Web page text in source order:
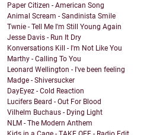
Paper Citizen - American Song
Animal Scream - Sandinista Smile
Twnie - Tell Me I'm Still Young Again
Jesse Davis - Run It Dry
Konversations Kill - I'm Not Like You
Marthy - Calling To You
Leonard Wellington - I've been feeling
Madge - Shiversucker
DayEyez - Cold Reaction
Lucifers Beard - Out For Blood
Vilhelm Buchaus - Dying Light
NLM - The Modern Anthem